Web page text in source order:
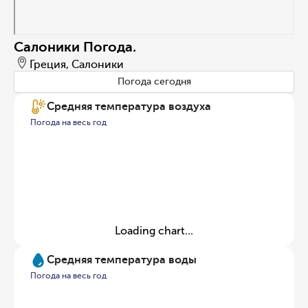
Салоники Погода.
Греция, Салоники
Погода сегодня
Средняя температура воздуха
Погода на весь год
Loading chart...
Средняя температура воды
Погода на весь год